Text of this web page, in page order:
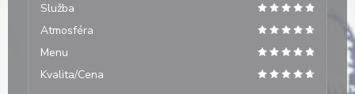
Služba
Atmosféra
Menu
Kvalita/Cena